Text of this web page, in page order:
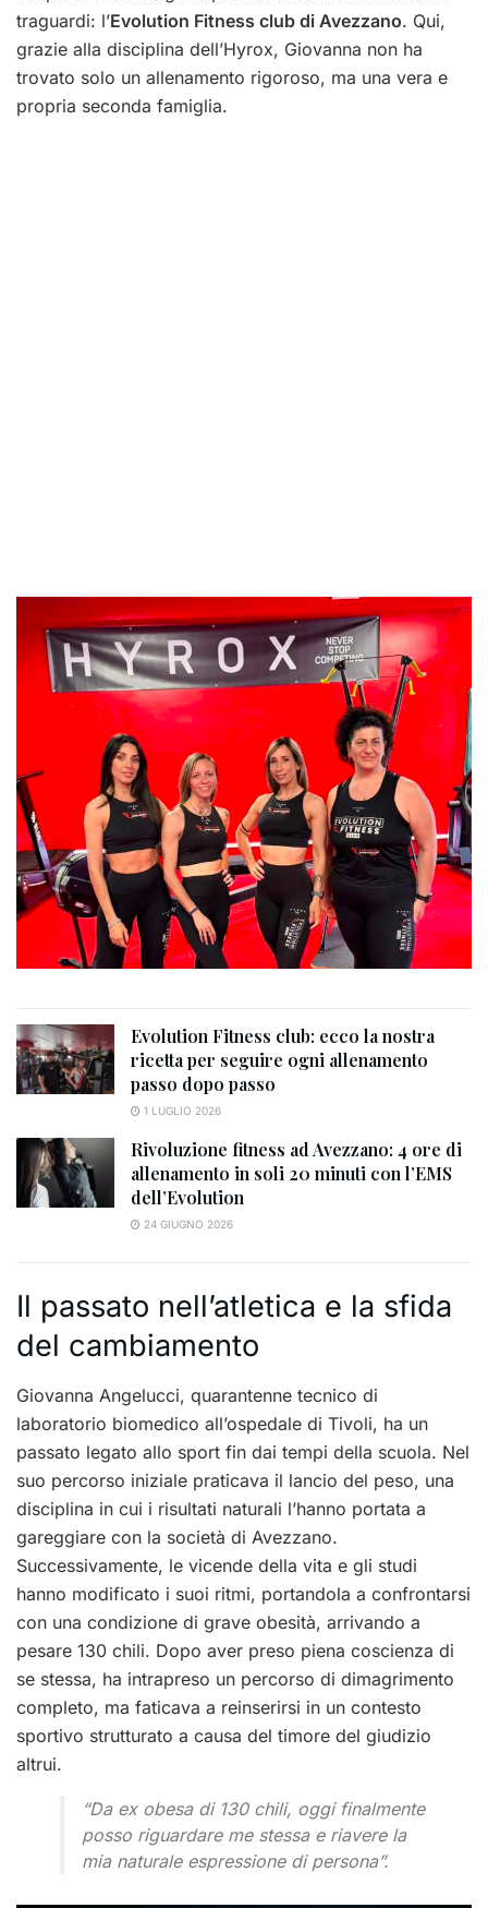
traguardi: l’Evolution Fitness club di Avezzano. Qui,
grazie alla disciplina dell’Hyrox, Giovanna non ha
trovato solo un allenamento rigoroso, ma una vera e
propria seconda famiglia.
Evolution Fitness club: ecco la nostra
ricetta per seguire ogni allenamento
passo dopo passo
1 LUGLIO 2026
Rivoluzione fitness ad Avezzano: 4 ore di
allenamento in soli 20 minuti con l’EMS
dell’Evolution
24 GIUGNO 2026
Il passato nell’atletica e la sfida
del cambiamento
Giovanna Angelucci, quarantenne tecnico di
laboratorio biomedico all’ospedale di Tivoli, ha un
passato legato allo sport fin dai tempi della scuola. Nel
suo percorso iniziale praticava il lancio del peso, una
disciplina in cui i risultati naturali l’hanno portata a
gareggiare con la società di Avezzano.
Successivamente, le vicende della vita e gli studi
hanno modificato i suoi ritmi, portandola a confrontarsi
con una condizione di grave obesità, arrivando a
pesare 130 chili. Dopo aver preso piena coscienza di
se stessa, ha intrapreso un percorso di dimagrimento
completo, ma faticava a reinserirsi in un contesto
sportivo strutturato a causa del timore del giudizio
altrui.
“Da ex obesa di 130 chili, oggi finalmente
posso riguardare me stessa e riavere la
mia naturale espressione di persona”.